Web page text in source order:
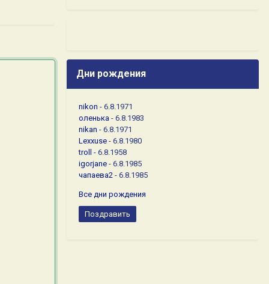
Дни рождения
nikon - 6.8.1971
оленька - 6.8.1983
nikan - 6.8.1971
Lexxuse - 6.8.1980
troll
- 6.8.1958
igorjane - 6.8.1985
чапаева2 - 6.8.1985
Все дни рождения
Поздравить